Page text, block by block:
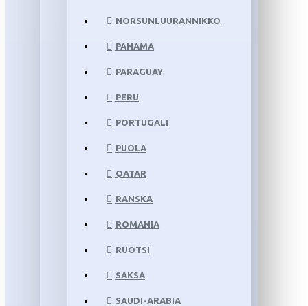
NORSUNLUURANNIKKO
PANAMA
PARAGUAY
PERU
PORTUGALI
PUOLA
QATAR
RANSKA
ROMANIA
RUOTSI
SAKSA
SAUDI-ARABIA